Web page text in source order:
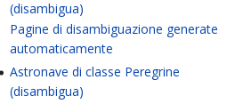
(disambigua)
Pagine di disambiguazione generate
automaticamente
Astronave di classe Peregrine
(disambigua)